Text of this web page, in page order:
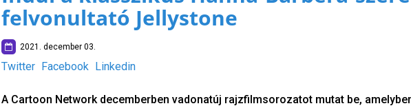
felvonultató Jellystone
2021. december 03.
Twitter Facebook Linkedin
A Cartoon Network decemberben vadonatúj rajzfilmsorozatot mutat be,